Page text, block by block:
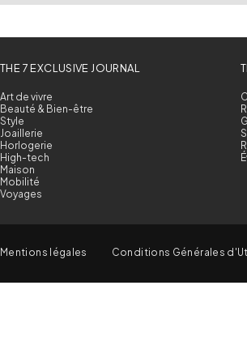
THE 7 EXCLUSIVE JOURNAL
Art de vivre
Beauté & Bien-être
Style
Joaillerie
Horlogerie
High-tech
Maison
Mobilité
Voyages
Mentions légales Conditions Générales